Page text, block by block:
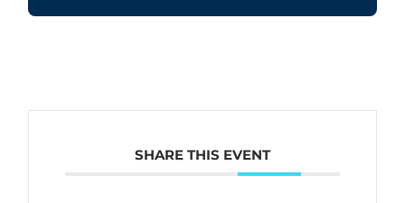
SHARE THIS EVENT